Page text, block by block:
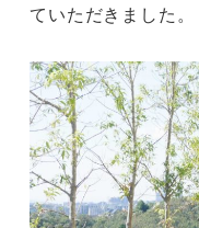
ていただきました。